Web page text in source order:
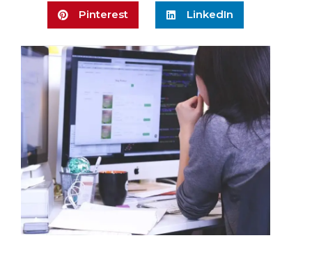
Pinterest LinkedIn